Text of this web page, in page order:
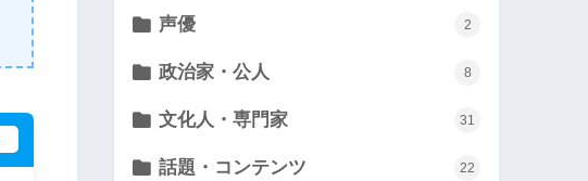
声優 2
政治家・公人 8
文化人・専門家 31
話題・コンテンツ 22